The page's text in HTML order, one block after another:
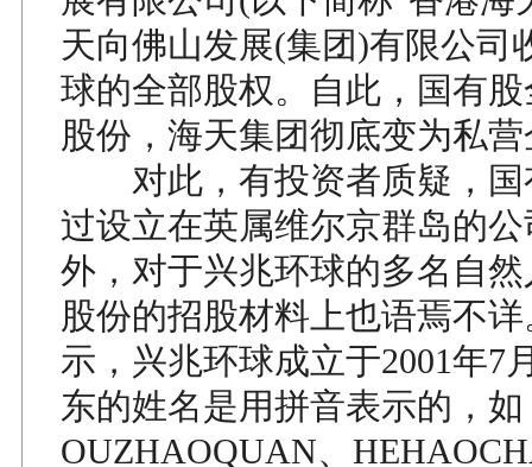
天向佛山发展(集团)有限公司
球的全部股权。自此，国有
股份，海天集团彻底变为私
对此，有投资者质疑，国
过设立在英属维尔京群岛的
外，对于兴兆环球的多名自
股份的招股材料上也语焉不
示，兴兆环球成立于2001年7
东的姓名是用拼音表示的，如
OUZHAOQUAN、